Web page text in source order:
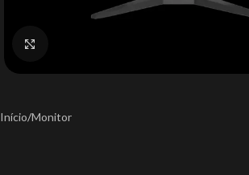
Início/Monitor